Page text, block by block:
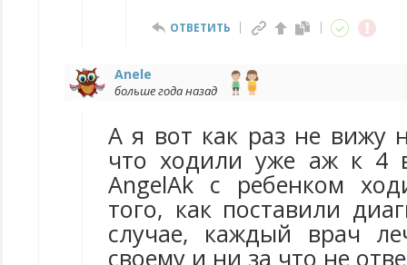
ОТВЕТИТЬ
Anele
больше года назад
А я вот как раз не вижу
что ходили уже аж к 4
AngelAk с ребенком
того, как поставили
случае, каждый врач
своему и ни за что не